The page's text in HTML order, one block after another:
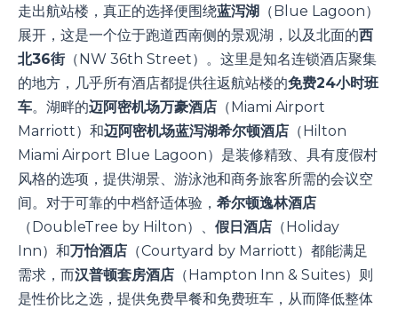
走出航站楼，真正的选择便围绕蓝泻湖
（Blue Lagoon）
展开，这是一个位于跑道西南侧的景观湖，以及北面的西
北36街（NW 36th Street）。这里是知名连锁酒店聚集
的地方，几乎所有酒店都提供往返航站楼的免费24小时班
车。湖畔的迈阿密机场万豪酒店 （Miami Airport
Marriott）和迈阿密机场蓝泻湖希尔顿酒店 （Hilton
Miami Airport Blue Lagoon）是装修精致、具有度假村
风格的选项，提供湖景、游泳池和商务旅客所需的会议空
间。对于可靠的中档舒适体验， 希尔顿逸林酒店
（DoubleTree by Hilton）、 假日酒店 （Holiday
Inn）和万怡酒店 （Courtyard by Marriott）都能满足
需求，而汉普顿套房酒店 （Hampton Inn & Suites）则
是性价比之选，提供免费早餐和免费班车，从而降低整体